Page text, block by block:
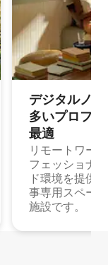
デジタルノ
多⁠いプ⁠ロ⁠フ⁠
最⁠適
リモートワー
フェッショナ
ド環境を提供
事専用スペー
施設です。